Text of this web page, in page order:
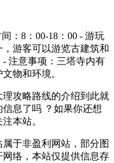
：8：00-18：00 - 游玩
游客可以游览古建筑和
注意事项：三塔寺内有
物和环境。
攻略路线的介绍到此就
息了吗 ？如果你还想
本站。
于非盈利网站，部分图
络，本站仅提供信息存